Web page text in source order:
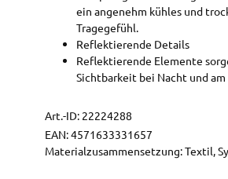
ein angenehm kühles und
Tragegefühl.
Reflektierende Details
Reflektierende Elemente
Sichtbarkeit bei Nacht und
Art.-ID: 22224288
EAN:4571633331657
Materialzusammensetzung: Textil,